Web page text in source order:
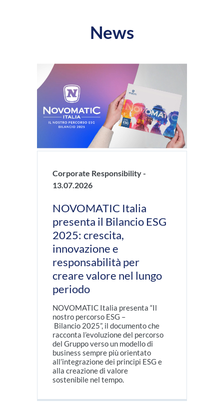
News
Corporate Responsibility -
13.07.2026
NOVOMATIC Italia
presenta il Bilancio ESG
2025: crescita,
innovazione e
responsabilità per
creare valore nel lungo
periodo
NOVOMATIC Italia presenta “Il
nostro percorso ESG –
Bilancio 2025”, il documento che
racconta l’evoluzione del percorso
del Gruppo verso un modello di
business sempre più orientato
all’integrazione dei principi ESG e
alla creazione di valore
sostenibile nel tempo.